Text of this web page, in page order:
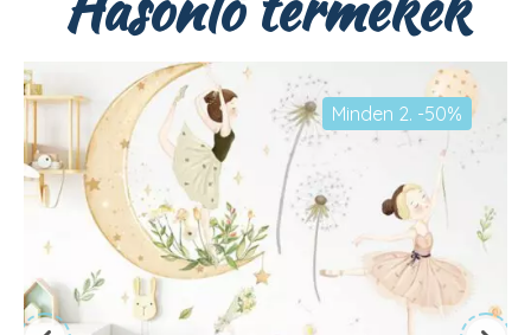
Minden 2. -50%